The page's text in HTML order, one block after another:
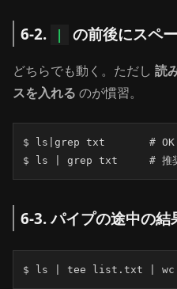
6-2. | の前後にスペ
どちらでも動く。ただし 読
スを入れる のが慣習。
$ ls|grep txt       # OK だ
$ ls | grep txt     # 推
6-3. パイプの途中の結
$ ls | tee list.txt |